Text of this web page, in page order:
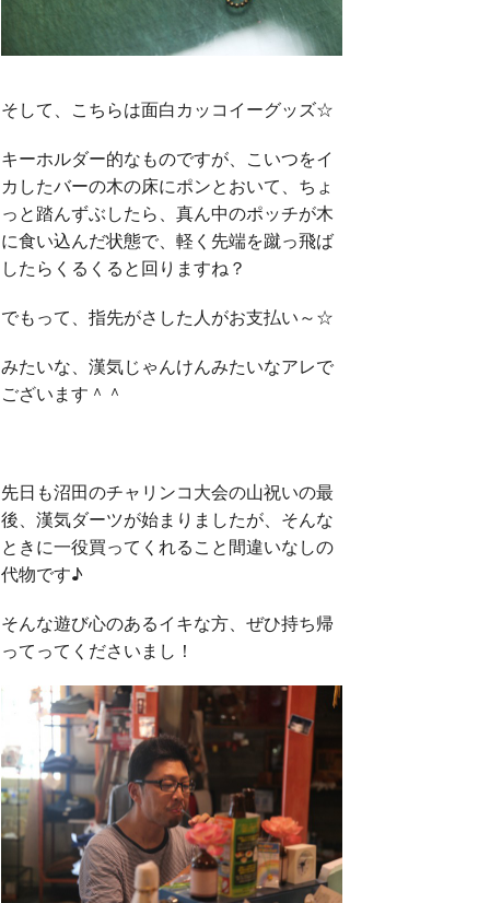
そして、こちらは面白カッコイーグッズ☆
キーホルダー的なものですが、こいつをイ
カしたバーの木の床にポンとおいて、ちょ
っと踏んずぶしたら、真ん中のポッチが木
に食い込んだ状態で、軽く先端を蹴っ飛ば
したらくるくると回りますね？
でもって、指先がさした人がお支払い～☆
みたいな、漢気じゃんけんみたいなアレで
ございます＾＾
先日も沼田のチャリンコ大会の山祝いの最
後、漢気ダーツが始まりましたが、そんな
ときに一役買ってくれること間違いなしの
代物です♪
そんな遊び心のあるイキな方、ぜひ持ち帰
ってってくださいまし！